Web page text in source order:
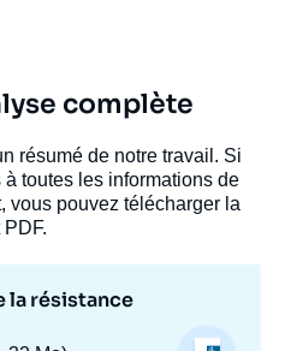
complète
résumé de notre travail. Si
toutes les informations de
vous pouvez télécharger la
la résistance